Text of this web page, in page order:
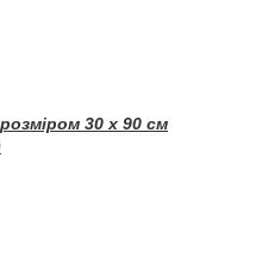
30 х 90 см